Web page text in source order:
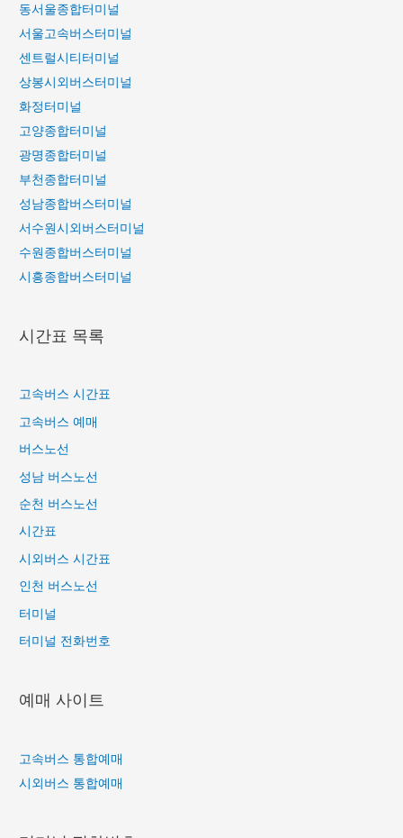
동서울종합터미널
서울고속버스터미널
센트럴시티터미널
상봉시외버스터미널
화정터미널
고양종합터미널
광명종합터미널
부천종합터미널
성남종합버스터미널
서수원시외버스터미널
수원종합버스터미널
시흥종합버스터미널
시간표 목록
고속버스 시간표
고속버스 예매
버스노선
성남 버스노선
순천 버스노선
시간표
시외버스 시간표
인천 버스노선
터미널
터미널 전화번호
예매 사이트
고속버스 통합예매
시외버스 통합예매